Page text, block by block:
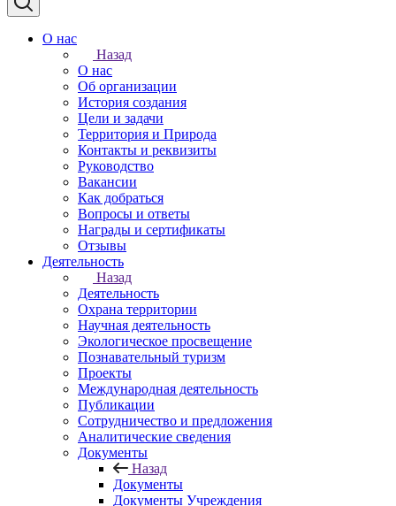
О нас
Назад
О нас
Об организации
История создания
Цели и задачи
Территория и Природа
Контакты и реквизиты
Руководство
Вакансии
Как добраться
Вопросы и ответы
Награды и сертификаты
Отзывы
Деятельность
Назад
Деятельность
Охрана территории
Научная деятельность
Экологическое просвещение
Познавательный туризм
Проекты
Международная деятельность
Публикации
Сотрудничество и предложения
Аналитические сведения
Документы
Назад
Документы
Документы Учреждения